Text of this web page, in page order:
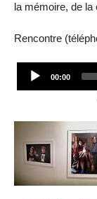
la mémoire, de la
Rencontre
00:00